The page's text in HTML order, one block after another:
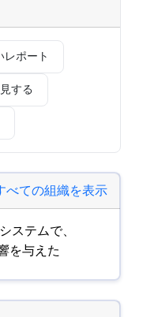
レポート
する
べての組織を表示
ステムで、
を与えた